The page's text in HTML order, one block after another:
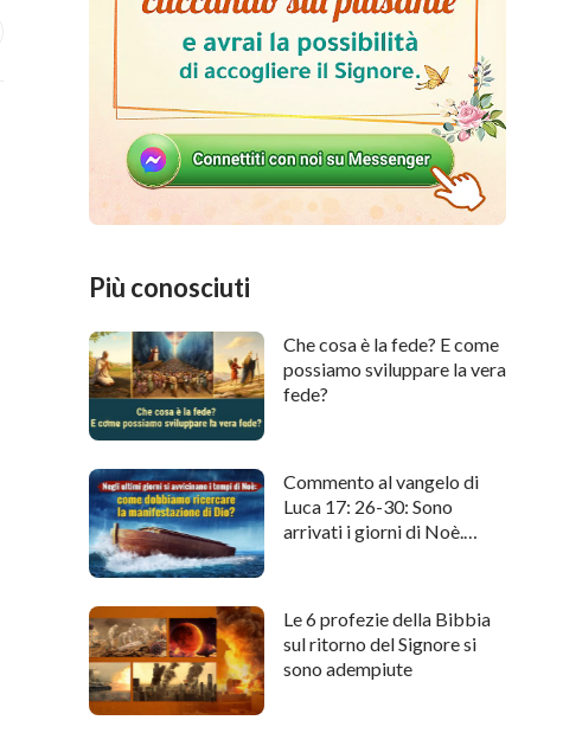
Più conosciuti
Che cosa è la fede? E come
possiamo sviluppare la vera
fede?
Commento al vangelo di
Luca 17: 26-30: Sono
arrivati i giorni di Noè.
Le 6 profezie della Bibbia
sul ritorno del Signore si
sono adempiute